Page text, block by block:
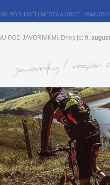
PODUJATÍ | MESTÁ A OBCE | PAMIATKY
POD JAVORNÍKMI, Dnes je: 9.